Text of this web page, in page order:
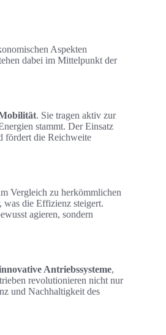
Aspekten
dabei im Mittelpunkt der
. Sie tragen aktiv zur
stammt. Der Einsatz
fördert die Reichweite
Vergleich zu herkömmlichen
was die Effizienz steigert.
agieren, sondern
Antriebssysteme,
revolutionieren nicht nur
und Nachhaltigkeit des